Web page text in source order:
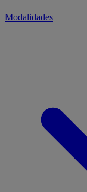
Modalidades